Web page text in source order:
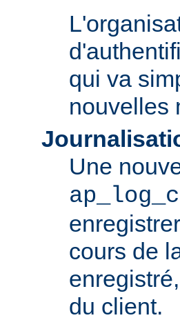
qui va
nouvelles
Une
cours de
du client.